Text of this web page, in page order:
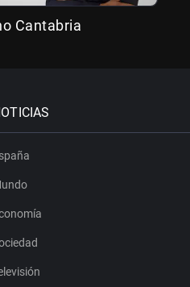
Cantabria